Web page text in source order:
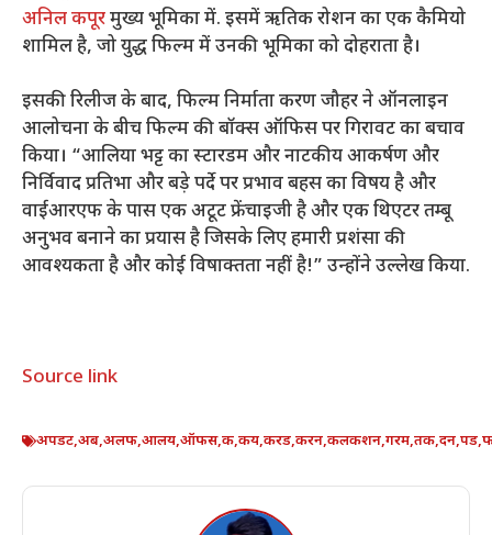
अनिल कपूरमुख्य भूमिका में. इसमें ऋतिक रोशन का एक कैमियो
शामिल है, जो युद्ध फिल्म में उनकी भूमिका को दोहराता है।
इसकी रिलीज के बाद, फिल्म निर्माता करण जौहर ने ऑनलाइन
आलोचना के बीच फिल्म की बॉक्स ऑफिस पर गिरावट का बचाव
किया। “आलिया भट्ट का स्टारडम और नाटकीय आकर्षण और
निर्विवाद प्रतिभा और बड़े पर्दे पर प्रभाव बहस का विषय है और
वाईआरएफ के पास एक अटूट फ्रेंचाइजी है और एक थिएटर तम्बू
अनुभव बनाने का प्रयास है जिसके लिए हमारी प्रशंसा की
आवश्यकता है और कोई विषाक्तता नहीं है!” उन्होंने उल्लेख किया.
Source link
अपडट,अब,अलफ,आलय,ऑफस,क,कय,करड,करन,कलकशन,गरम,तक,दन,पड,